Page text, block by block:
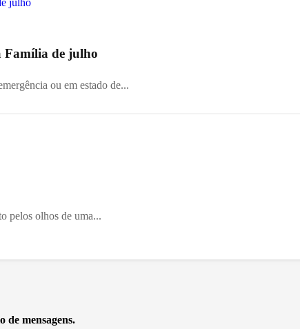
Família de julho
ou em estado de...
pelos olhos de uma...
de mensagens.